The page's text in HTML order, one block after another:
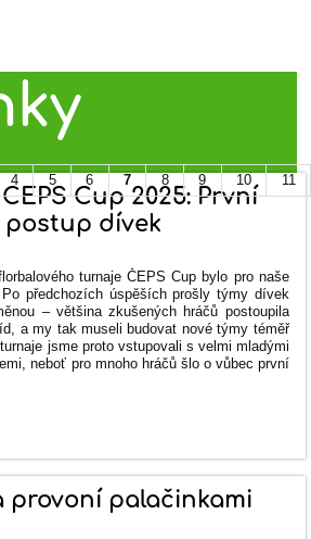
Cup 2025: První
dívek
turnaje ČEPS Cup bylo pro naše
předchozích úspěších prošly týmy dívek
– většina zkušených hráčů postoupila
a my tak museli budovat nové týmy téměř
jsme proto vstupovali s velmi mladými
neboť pro mnoho hráčů šlo o vůbec první
provoní palačinkami
4 5 6 7 8 9 10
11